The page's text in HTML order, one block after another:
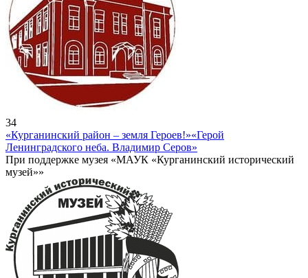
34
«Курганинский район – земля Героев!»«Герой
Ленинградского неба. Владимир Серов»
При поддержке музея «МАУК «Курганинский исторический
музей»»